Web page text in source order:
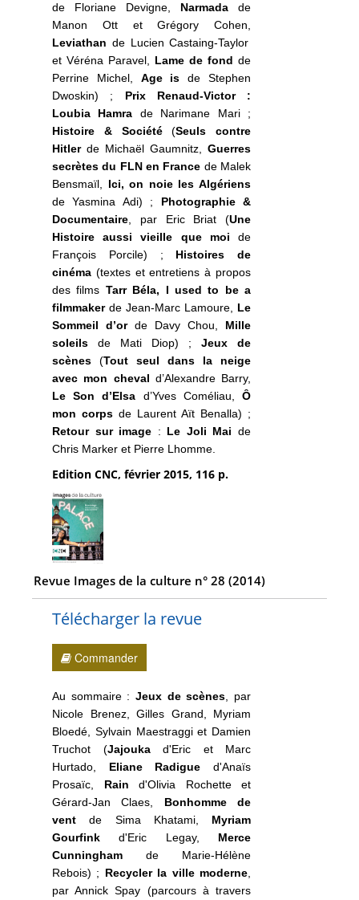
de Floriane Devigne, Narmada de
Manon Ott et Grégory Cohen,
Leviathan de Lucien Castaing-Taylor
et Véréna Paravel, Lame de fond de
Perrine Michel, Age is de Stephen
Dwoskin) ; Prix Renaud-Victor :
Loubia Hamra de Narimane Mari ;
Histoire & Société(Seuls contre
Hitlerde Michaël Gaumnitz,Guerres
secrètes du FLN en France de Malek
Bensmaïl, Ici, on noie les Algériens
de Yasmina Adi) ; Photographie &
Documentaire , par Eric Briat (Une
Histoire aussi vieille que moi de
François Porcile) ; Histoires de
cinéma (textes et entretiens à propos
des films Tarr Béla, I used to be a
filmmakerde Jean-Marc Lamoure, Le
Sommeil d’orde Davy Chou, Mille
soleils de Mati Diop) ;Jeux de
scènes (Tout seul dans la neige
avec mon cheval d’Alexandre Barry,
Le Son d’Elsa d’Yves Coméliau,Ȏ
mon corpsde Laurent Aït Benalla) ;
Retour sur image : Le Joli Mai de
Chris Marker et Pierre Lhomme.
Edition CNC, février 2015, 116 p.
Revue Images de la culture n° 28 (2014)
Télécharger la revue
Commander
Au sommaire :Jeux de scènes , par
Nicole Brenez, Gilles Grand, Myriam
Bloedé, Sylvain Maestraggi et Damien
Truchot (Jajoukad'Eric et Marc
Hurtado, Eliane Radigue d'Anaïs
Prosaïc, Rain d'Olivia Rochette et
Gérard-Jan Claes, Bonhomme de
vent de Sima Khatami, Myriam
Gourfinkd'Eric Legay, Merce
Cunningham de Marie-Hélène
Rebois) ; Recycler la ville moderne
par Annick Spay (parcours à travers